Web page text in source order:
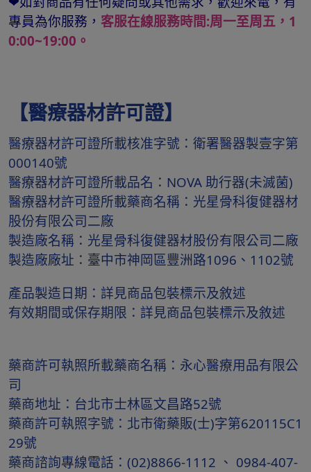
專員為你服務， 客服在線服務時間:周一至周五，1
0:00~19:00。
【醫療器材許可證】
醫療器材許可證所載核准字號：衛署醫器製壹字第
000140號
醫療器材許可證所載品名：NOVA 助行器(未滅菌)
醫療器材許可證所載藥商名稱：光星骨科復健器材
股份有限公司二廠
製造廠名稱：光星骨科復健器材股份有限公司二廠
製造廠廠址：臺中市神岡區豐洲路1096、1102號
產品製造日期：詳見商品包裝標示及敘述
有效期間或保存期限：詳見商品包裝標示及敘述
藥商許可執照所載藥商名稱：永心醫療用品有限公
司
藥商地址：台北市士林區文昌路52號
藥商許可執照字號：北市衛藥販(士)字第620115C1
29號
藥商諮詢專線電話：(02)8866-1112 、 0984-407-